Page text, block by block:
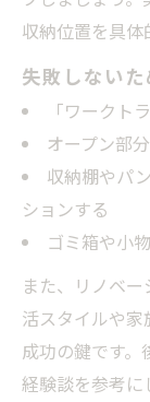
収納位置を具体
失敗しない
「ワークト
オープン部
収納棚やパ
ションする
ゴミ箱や小
また、リノベ
活スタイルや
成功の鍵です
経験談を参考